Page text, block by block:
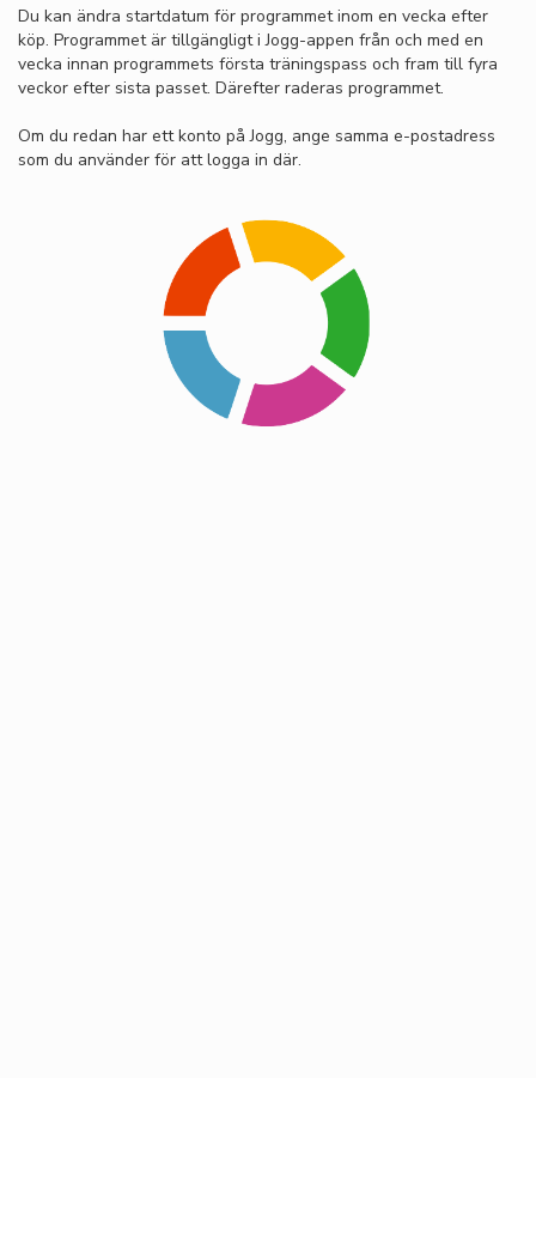
Du kan ändra startdatum för programmet inom en vecka efter
köp. Programmet är tillgängligt i Jogg-appen från och med en
vecka innan programmets första träningspass och fram till fyra
veckor efter sista passet. Därefter raderas programmet.
Om du redan har ett konto på Jogg, ange samma e-postadress
som du använder för att logga in där.